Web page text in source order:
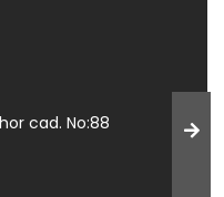
cad. No:88